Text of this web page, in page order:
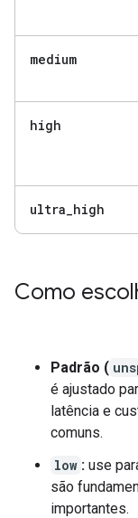
medium
high
ultra_high
Como
Padrão (
é ajustado
latência e
comuns.
low : use
são
importantes.